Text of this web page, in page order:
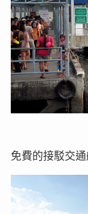
免費的接駁交通